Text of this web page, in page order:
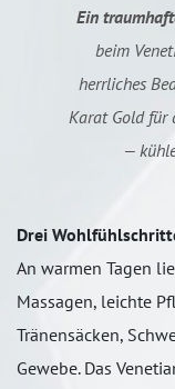
Ein
beim
herrliches
Karat Gold für
—
Drei
An warmen Tagen
Massagen, leichte
Tränensäcken,
Gewebe. Das